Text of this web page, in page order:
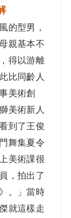
的型男，
親基本不
得以游離
比同齡人
美術創
美術新人
到了王俊
舞集夏令
美術課很
，拍出了
。」當時
就這樣走